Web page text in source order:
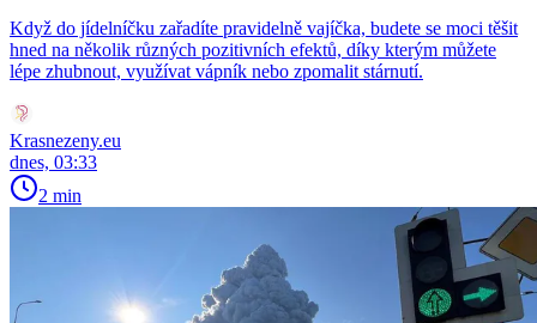
Když do jídelníčku zařadíte pravidelně vajíčka, budete se moci těšit
hned na několik různých pozitivních efektů, díky kterým můžete
lépe zhubnout, využívat vápník nebo zpomalit stárnutí.
Krasnezeny.eu
dnes, 03:33
2 min